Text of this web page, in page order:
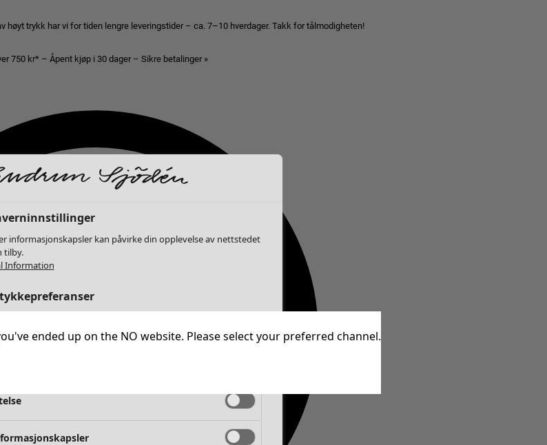
høyt trykk har vi for tiden lengre leveringstider – ca. 7–10 hverdager. Takk for tålmodigheten!
750 kr* – Åpent kjøp i 30 dager – Sikre betalinger »
ended up on the NO website. Please select your preferred channel.
informasjonskapsler kan påvirke din opplevelse av nettstedet
tilby.
Information
informasjonskapsler Alltid aktiv